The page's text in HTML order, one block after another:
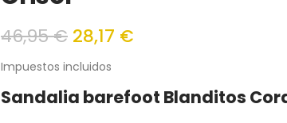
46,95 € 28,17 €
Impuestos incluidos
Sandalia barefoot Blanditos